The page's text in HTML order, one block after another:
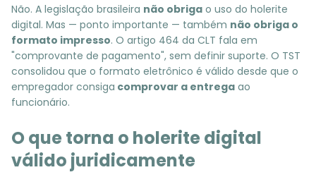
Não. A legislação brasileira não obriga o uso do holerite
digital. Mas — ponto importante — também não obriga o
formato impresso. O artigo 464 da CLT fala em
"comprovante de pagamento", sem definir suporte. O TST
consolidou que o formato eletrônico é válido desde que o
empregador consiga comprovar a entrega ao
funcionário.
O que torna o holerite digital
válido juridicamente